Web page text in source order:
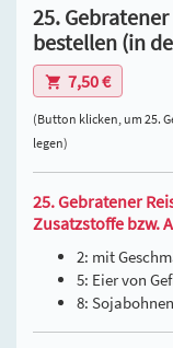
25.
bestellen (in
7,50 €
(Button klicken, um 25.
legen)
25. Gebratener
Zusatzstoffe bzw.
2: mit
5: Eier von
8: